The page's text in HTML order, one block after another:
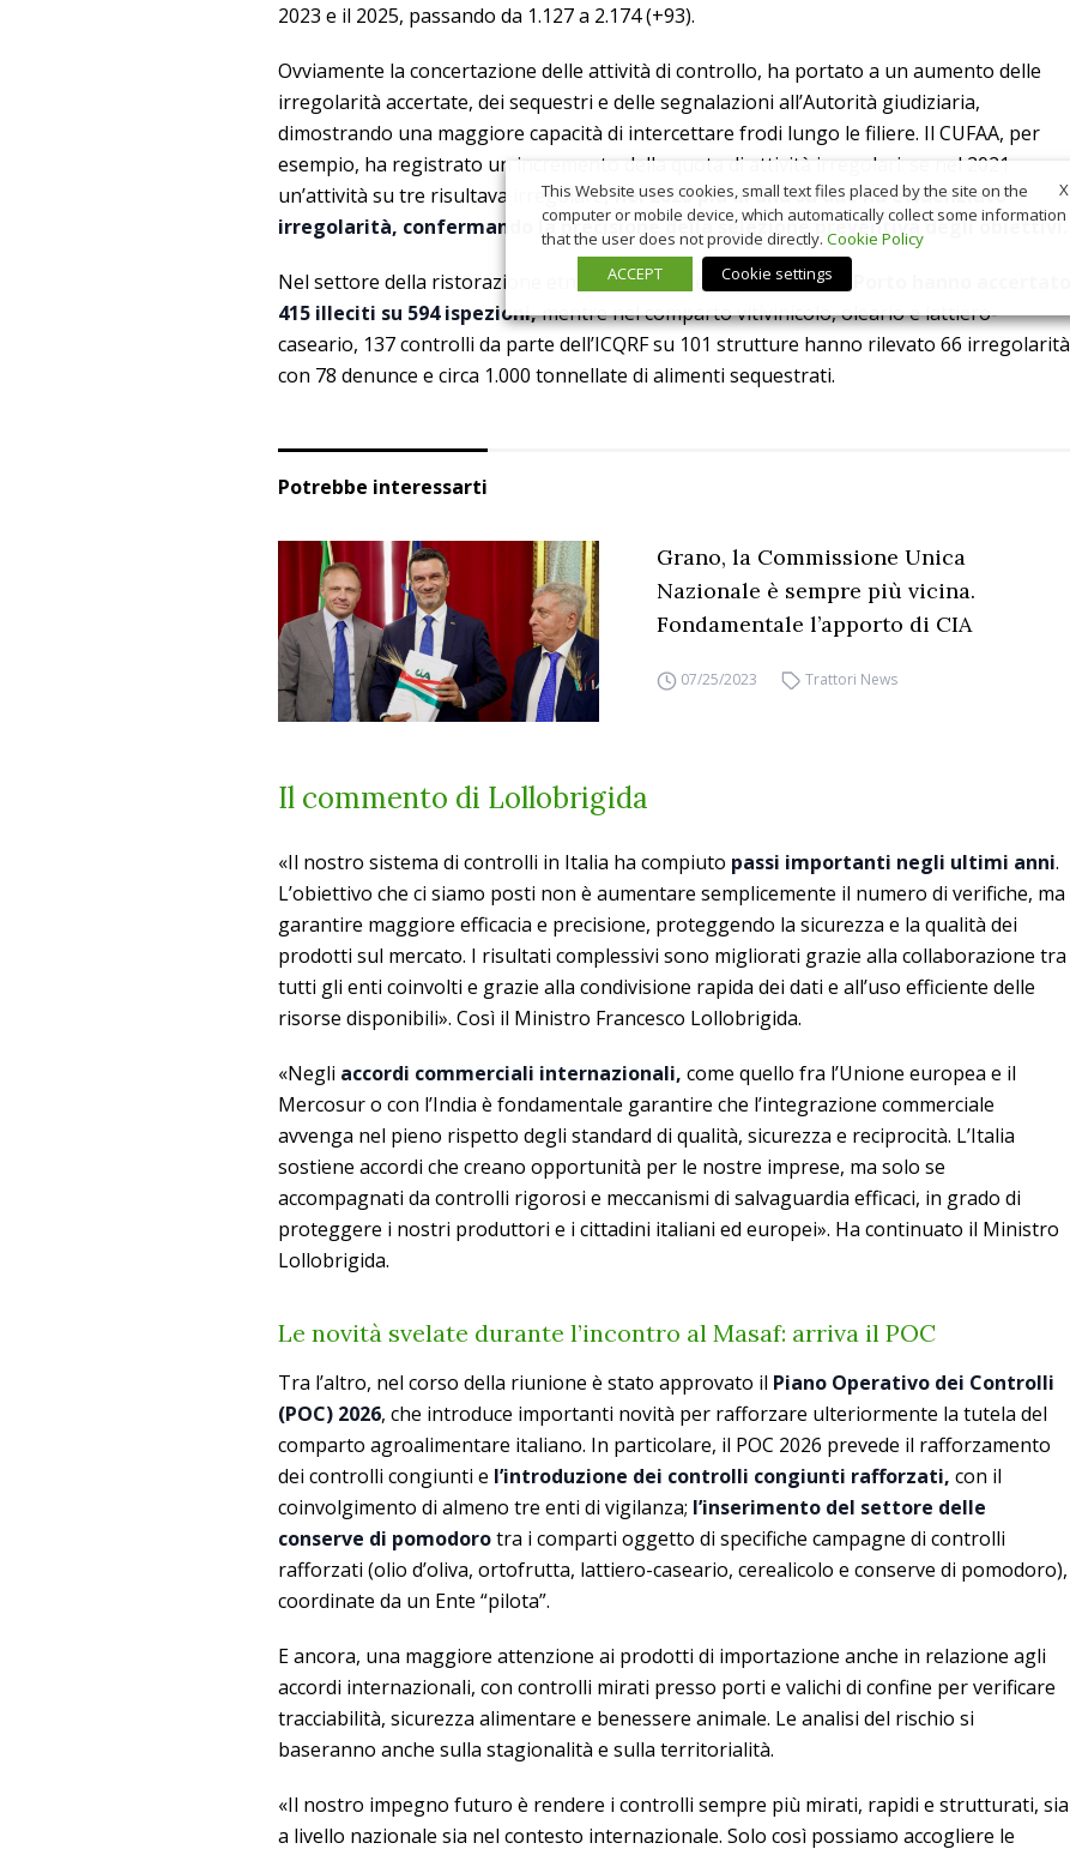
2023 e il 2025, passando da 1.127 a 2.174 (+93).
Ovviamente la concertazione delle attività di controllo, ha portato a un aumento delle
irregolarità accertate, dei sequestri e delle segnalazioni all’Autorità giudiziaria,
dimostrando una maggiore capacità di intercettare frodi lungo le filiere. Il CUFAA, per
esempio, ha registrato un incremento della quota di attività irregolari: se nel 2021
un’attività su tre risultava irregolare, nel 2025 più di una su due ha evidenziato
irregolarità, confermando la precisione della selezione preventiva degli obiettivi.
Nel settore della ristorazione etnica, nel 2025 le Capitanerie di Porto hanno accertato
415 illeciti su 594 ispezioni,mentre nel comparto vitivinicolo, oleario e lattiero-
caseario, 137 controlli da parte dell’ICQRF su 101 strutture hanno rilevato 66 irregolarità
con 78 denunce e circa 1.000 tonnellate di alimenti sequestrati.
Potrebbe interessarti
Grano, la Commissione Unica
Nazionale è sempre più vicina.
Fondamentale l’apporto di CIA
07/25/2023 Trattori News
Il commento di Lollobrigida
«Il nostro sistema di controlli in Italia ha compiuto passi importanti negli ultimi anni.
L’obiettivo che ci siamo posti non è aumentare semplicemente il numero di verifiche, ma
garantire maggiore efficacia e precisione, proteggendo la sicurezza e la qualità dei
prodotti sul mercato. I risultati complessivi sono migliorati grazie alla collaborazione tra
tutti gli enti coinvolti e grazie alla condivisione rapida dei dati e all’uso efficiente delle
risorse disponibili». Così il Ministro Francesco Lollobrigida.
«Negli accordi commerciali internazionali, come quello fra l’Unione europea e il
Mercosur o con l’India è fondamentale garantire che l’integrazione commerciale
avvenga nel pieno rispetto degli standard di qualità, sicurezza e reciprocità. L’Italia
sostiene accordi che creano opportunità per le nostre imprese, ma solo se
accompagnati da controlli rigorosi e meccanismi di salvaguardia efficaci, in grado di
proteggere i nostri produttori e i cittadini italiani ed europei». Ha continuato il Ministro
Lollobrigida.
Le novità svelate durante l’incontro al Masaf: arriva il POC
Tra l’altro, nel corso della riunione è stato approvato il Piano Operativo dei Controlli
(POC) 2026, che introduce importanti novità per rafforzare ulteriormente la tutela del
comparto agroalimentare italiano. In particolare, il POC 2026 prevede il rafforzamento
dei controlli congiunti e l’introduzione dei controlli congiunti rafforzati, con il
coinvolgimento di almeno tre enti di vigilanza; l’inserimento del settore delle
conserve di pomodorotra i comparti oggetto di specifiche campagne di controlli
rafforzati (olio d’oliva, ortofrutta, lattiero-caseario, cerealicolo e conserve di pomodoro),
coordinate da un Ente “pilota”.
E ancora, una maggiore attenzione ai prodotti di importazione anche in relazione agli
accordi internazionali, con controlli mirati presso porti e valichi di confine per verificare
tracciabilità, sicurezza alimentare e benessere animale. Le analisi del rischio si
baseranno anche sulla stagionalità e sulla territorialità.
«Il nostro impegno futuro è rendere i controlli sempre più mirati, rapidi e strutturati, sia
a livello nazionale sia nel contesto internazionale. Solo così possiamo accogliere le
X
This Website uses cookies, small text files placed by the site on the
computer or mobile device, which automatically collect some information
that the user does not provide directly. Cookie Policy
ACCEPT
Cookie settings